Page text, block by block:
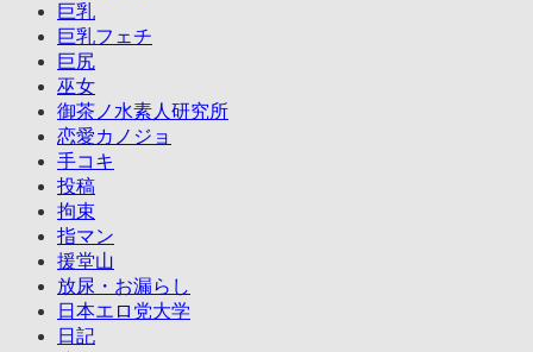
巨乳
巨乳フェチ
巨尻
巫女
御茶ノ水素人研究所
恋愛カノジョ
手コキ
投稿
拘束
指マン
援堂山
放尿・お漏らし
日本エロ党大学
日記